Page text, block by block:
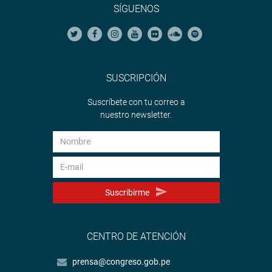
SÍGUENOS
SUSCRIPCIÓN
Suscríbete con tu correo a
nuestro newsletter.
Suscribirme
CENTRO DE ATENCIÓN
prensa@congreso.gob.pe